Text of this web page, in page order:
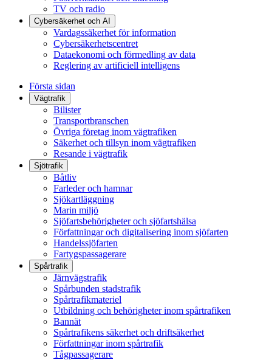
TV och radio
Cybersäkerhet och AI
Vardagssäkerhet för information
Cybersäkerhetscentret
Dataekonomi och förmedling av data
Reglering av artificiell intelligens
Första sidan
Vägtrafik
Bilister
Transportbranschen
Övriga företag inom vägtrafiken
Säkerhet och tillsyn inom vägtrafiken
Resande i vägtrafik
Sjötrafik
Båtliv
Farleder och hamnar
Sjökartläggning
Marin miljö
Sjöfartsbehörigheter och sjöfartshälsa
Författningar och digitalisering inom sjöfarten
Handelssjöfarten
Fartygspassagerare
Spårtrafik
Järnvägstrafik
Spårbunden stadstrafik
Spårtrafikmateriel
Utbildning och behörigheter inom spårtrafiken
Bannät
Spårtrafikens säkerhet och driftsäkerhet
Författningar inom spårtrafik
Tågpassagerare